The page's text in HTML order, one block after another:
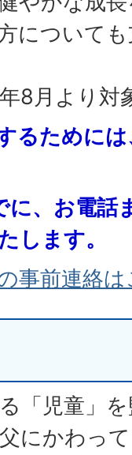
について
8月より対
るために
に、お電話
します。
事前連絡
「児童」
にかわっ